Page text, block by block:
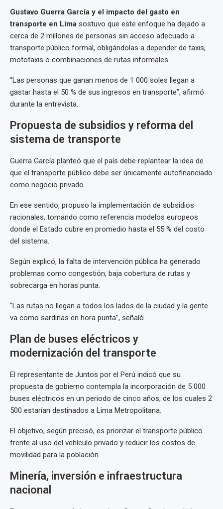
Gustavo Guerra García y el impacto del gasto en
transporte en Lima sostuvo que este enfoque ha dejado a
cerca de 2 millones de personas sin acceso adecuado a
transporte público formal, obligándolas a depender de taxis,
mototaxis o combinaciones de rutas informales.
“Las personas que ganan menos de 1 000 soles llegan a
gastar hasta el 50 % de sus ingresos en transporte”, afirmó
durante la entrevista.
Propuesta de subsidios y reforma del
sistema de transporte
Guerra García planteó que el país debe replantear la idea de
que el transporte público debe ser únicamente autofinanciado
como negocio privado.
En ese sentido, propuso la implementación de subsidios
racionales, tomando como referencia modelos europeos
donde el Estado cubre en promedio hasta el 55 % del costo
del sistema.
Según explicó, la falta de intervención pública ha generado
problemas como congestión, baja cobertura de rutas y
sobrecarga en horas punta.
“Las rutas no llegan a todos los lados de la ciudad y la gente
va como sardinas en hora punta”, señaló.
Plan de buses eléctricos y
modernización del transporte
El representante de Juntos por el Perú indicó que su
propuesta de gobierno contempla la incorporación de 5 000
buses eléctricos en un periodo de cinco años, de los cuales 2
500 estarían destinados a Lima Metropolitana.
El objetivo, según precisó, es priorizar el transporte público
frente al uso del vehículo privado y reducir los costos de
movilidad para la población.
Minería, inversión e infraestructura
nacional